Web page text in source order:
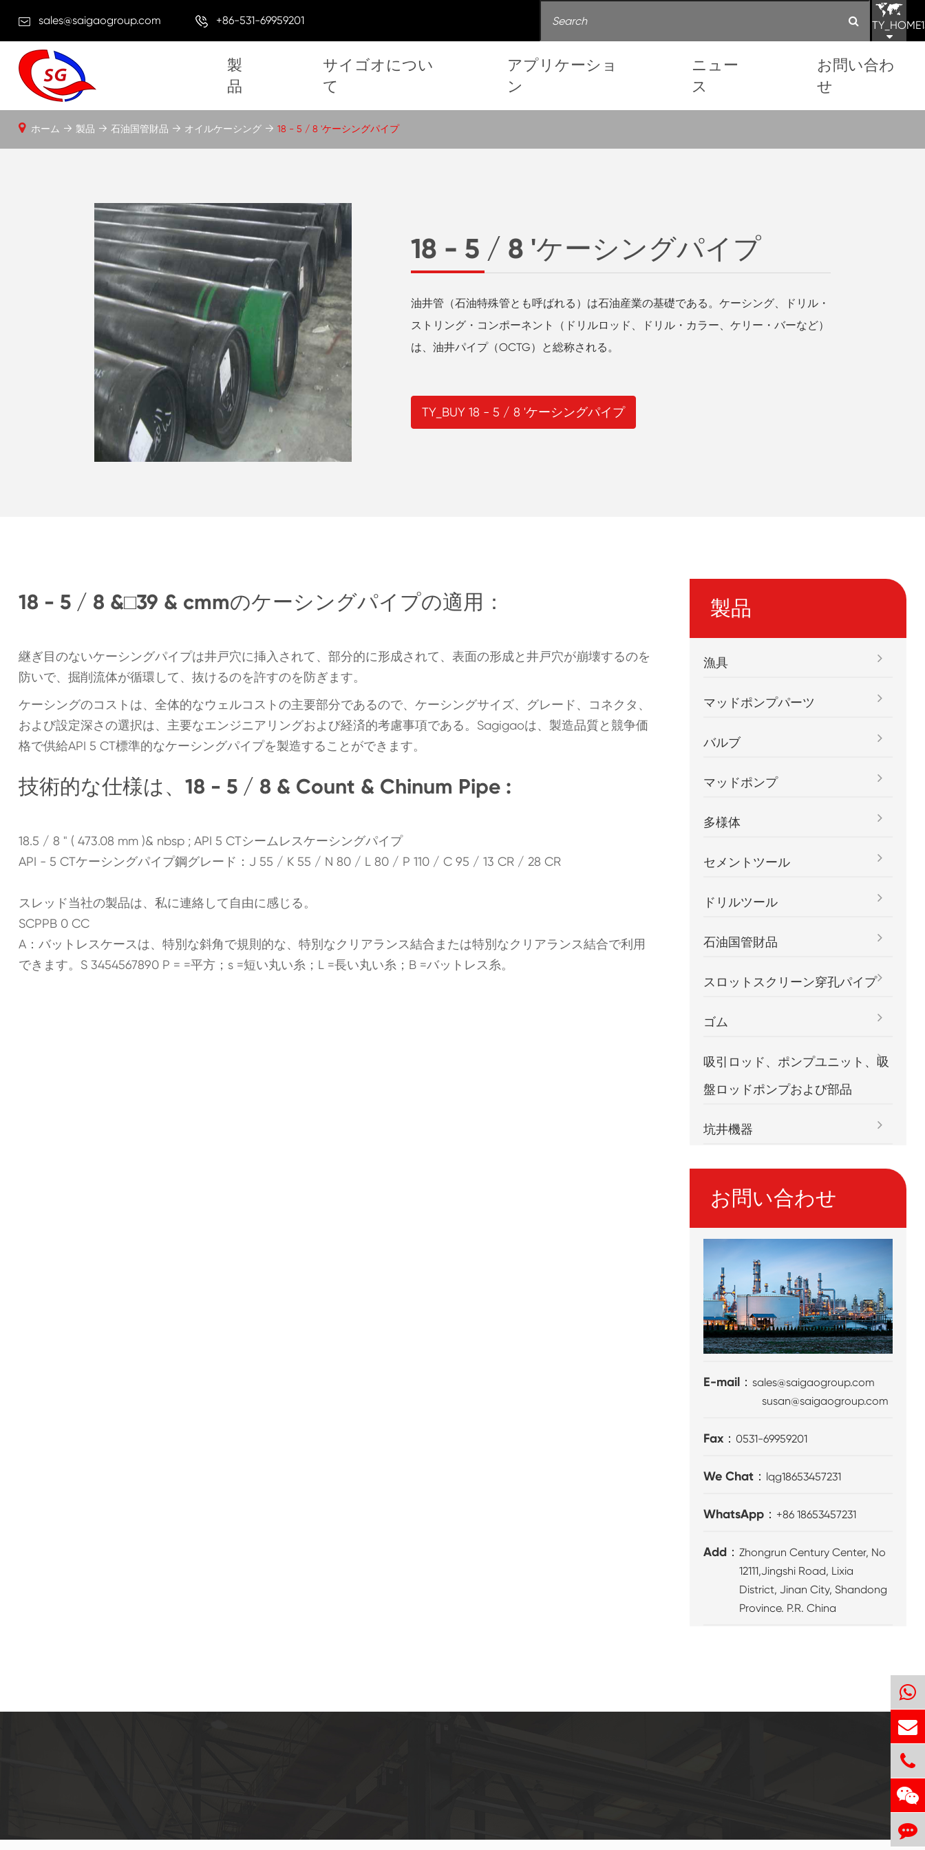
sales@saigaogroup.com +86-531-69959201
製
品
サイゴオについ
て
アプリケーショ
ン
ニュー
ス
お問い合わ
せ
18 - 5 / 8 'ケーシングパイプ
油井管（石油特殊管とも呼ばれる）は石油産業の基礎である。ケーシング、ドリル・
ストリング・コンポーネント（ドリルロッド、ドリル・カラー、ケリー・バーなど）
は、油井パイプ（OCTG）と総称される。
TY_BUY 18 - 5 / 8 'ケーシングパイプ
ホーム 製品 石油国管財品 オイルケーシング 18 - 5 / 8 'ケーシングパイプ
18 - 5 / 8 &□39 & cmmのケーシングパイプの適用：
継ぎ目のないケーシングパイプは井戸穴に挿入されて、部分的に形成されて、表面の形成と井戸穴が崩壊するのを
防いで、掘削流体が循環して、抜けるのを許すのを防ぎます。
ケーシングのコストは、全体的なウェルコストの主要部分であるので、ケーシングサイズ、グレード、コネクタ、
および設定深さの選択は、主要なエンジニアリングおよび経済的考慮事項である。Sagigaoは、製造品質と競争価
格で供給API 5 CT標準的なケーシングパイプを製造することができます。
技術的な仕様は、18 - 5 / 8 & Count & Chinum Pipe :
18.5 / 8 " ( 473.08 mm )& nbsp ; API 5 CTシームレスケーシングパイプ
API - 5 CTケーシングパイプ鋼グレード：J 55 / K 55 / N 80 / L 80 / P 110 / C 95 / 13 CR / 28 CR
スレッド当社の製品は、私に連絡して自由に感じる。
SCPPB 0 CC
A：バットレスケースは、特別な斜角で規則的な、特別なクリアランス結合または特別なクリアランス結合で利用
できます。S 3454567890 P = =平方；s =短い丸い糸；L =長い丸い糸；B =バットレス糸。
製品
漁具
マッドポンプパーツ
バルブ
マッドポンプ
多様体
セメントツール
ドリルツール
石油国管財品
スロットスクリーン穿孔パイプ
ゴム
吸引ロッド、ポンプユニット、吸
盤ロッドポンプおよび部品
坑井機器
お問い合わせ
E-mail：sales@saigaogroup.com
susan@saigaogroup.com
Fax：0531-69959201
We Chat： lqg18653457231
WhatsApp： +86 18653457231
Add：Zhongrun Century Center, No
12111,Jingshi Road, Lixia
District, Jinan City, Shandong
Province. P.R. China